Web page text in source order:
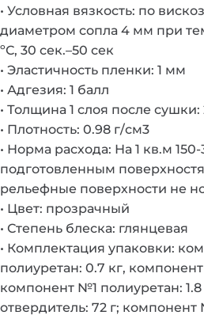
• Условная вязкость: по
диаметром сопла 4 мм при
ºС, 30 сек.–50 сек
• Эластичность пленки: 1 мм
• Адгезия: 1 балл
• Толщина 1 слоя после
• Плотность: 0.98 г/см3
• Норма расхода: На 1 кв.м
подготовленным
рельефные поверхности не
• Цвет: прозрачный
• Степень блеска: глянцевая
• Комплектация упаковки:
полиуретан: 0.7 кг,
компонент №1 полиуретан:
отвердитель: 72 г; компонент